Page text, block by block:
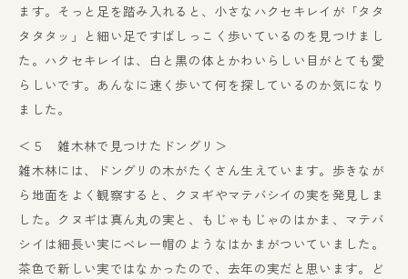
ます。そっと足を踏み入れると、小さなハクセキレイが「タタ
タタタッ」と細い足ですばしっこく歩いているのを見つけまし
た。ハクセキレイは、白と黒の体とかわいらしい目がとても愛
らしいです。あんなに速く歩いて何を探しているのか気になり
ました。
＜５ 雑木林で見つけたドングリ＞
雑木林には、ドングリの木がたくさん生えています。歩きなが
ら地面をよく観察すると、クヌギやマテバシイの実を発見しま
した。クヌギは真ん丸の実と、もじゃもじゃのはかま、マテバ
シイは細長い実にベレー帽のようなはかまがついていました。
茶色で新しい実ではなかったので、去年の実だと思います。ど